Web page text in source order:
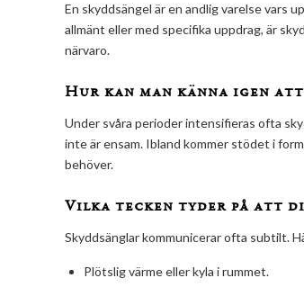
En skyddsängel är en andlig varelse vars
allmänt eller med specifika uppdrag, är
närvaro.
Hur kan man känna igen
Under svåra perioder intensifieras ofta
inte är ensam. Ibland kommer stödet i
behöver.
Vilka tecken tyder på att
Skyddsänglar kommunicerar ofta subtilt.
Plötslig värme eller kyla i rummet.